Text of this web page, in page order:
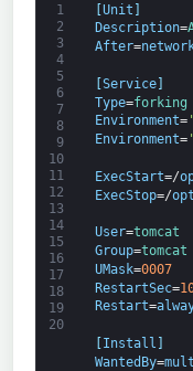
1
2
3
4
5
6
7
8
9
10
11
12
13
14
15
16
17
18
19
20
[Unit ]
Description=
After=
[Service]
Type=forking
Environment=
Environment=
ExecStart=/
ExecStop=/opt
User=tomcat
Group=tomcat
UMask=0007
RestartSec=
Restart=
Install
WantedBy=